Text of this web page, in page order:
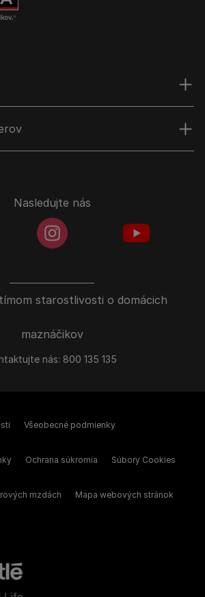
starostlivosti o domácich
maznáčikov
nás: 800 135 135
Nasledujte nás
instagramColored
Všeobecné podmienky
Ochrana súkromia Súbory Cookies
mzdách Mapa webových stránok